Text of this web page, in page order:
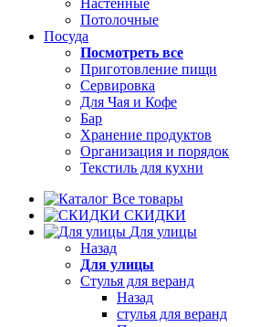
Настенные
Потолочные
Посуда
Посмотреть все
Приготовление пищи
Сервировка
Для Чая и Кофе
Бар
Хранение продуктов
Организация и порядок
Текстиль для кухни
Все товары
СКИДКИ
Для улицы
Назад
Для улицы
Стулья для веранд
Назад
стулья для веранд